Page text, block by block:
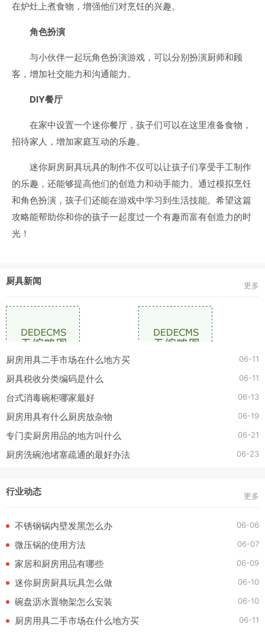
在炉灶上煮食物，增强他们对烹饪的兴趣。
角色扮演
与小伙伴一起玩角色扮演游戏，可以分别扮演厨师和顾
客，增加社交能力和沟通能力。
DIY餐厅
在家中设置一个迷你餐厅，孩子们可以在这里准备食物，
招待家人，增加家庭互动的乐趣。
迷你厨房厨具玩具的制作不仅可以让孩子们享受手工制作
的乐趣，还能够提高他们的创造力和动手能力。通过模拟烹饪
和角色扮演，孩子们还能在游戏中学习到生活技能。希望这篇
攻略能帮助你和你的孩子一起度过一个有趣而富有创造力的时
光！
厨具新闻 更多
厨房用具二手市场在什么地方买 06-11
厨具税收分类编码是什么 06-11
台式消毒碗柜哪家最好 06-13
厨房用具有什么厨房放杂物 06-19
专门卖厨房用品的地方叫什么 06-21
厨房洗碗池堵塞疏通的最好办法 06-23
行业动态 更多
不锈钢锅内壁发黑怎么办 06-06
微压锅的使用方法 06-07
家居和厨房用品有哪些 06-09
迷你厨房厨具玩具怎么做 06-10
碗盘沥水置物架怎么安装 06-10
厨房用具二手市场在什么地方买 06-11